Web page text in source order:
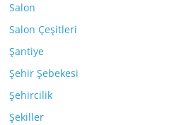
Salon
Salon Çeşitleri
Şantiye
Şehir Şebekesi
Şehircilik
Şekiller